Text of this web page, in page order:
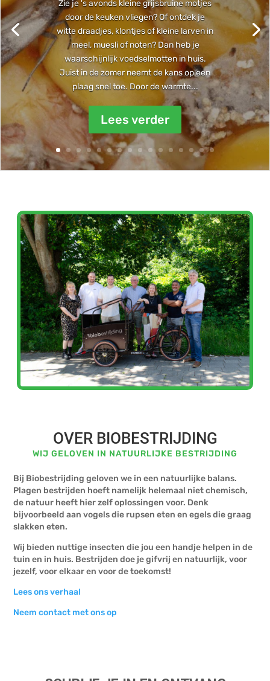
Zie je 's avonds kleine grijsbruine motjes
door de keuken vliegen? Of ontdek je
witte draadjes, klontjes of kleine larven in
meel, muesli of noten? Dan heb je
waarschijnlijk voedselmotten in huis.
Juist in de zomer neemt de kans op een
plaag snel toe. Door de warmte...
Lees verder
OVER BIOBESTRIJDING
WIJ GELOVEN IN NATUURLIJKE BESTRIJDING
Bij Biobestrijding geloven we in een natuurlijke balans.
Plagen bestrijden hoeft namelijk helemaal niet chemisch,
de natuur heeft hier zelf oplossingen voor. Denk
bijvoorbeeld aan vogels die rupsen eten en egels die graag
slakken eten.
Wij bieden nuttige insecten die jou een handje helpen in de
tuin en in huis. Bestrijden doe je gifvrij en natuurlijk, voor
jezelf, voor elkaar en voor de toekomst!
Lees ons verhaal
Neem contact met ons op